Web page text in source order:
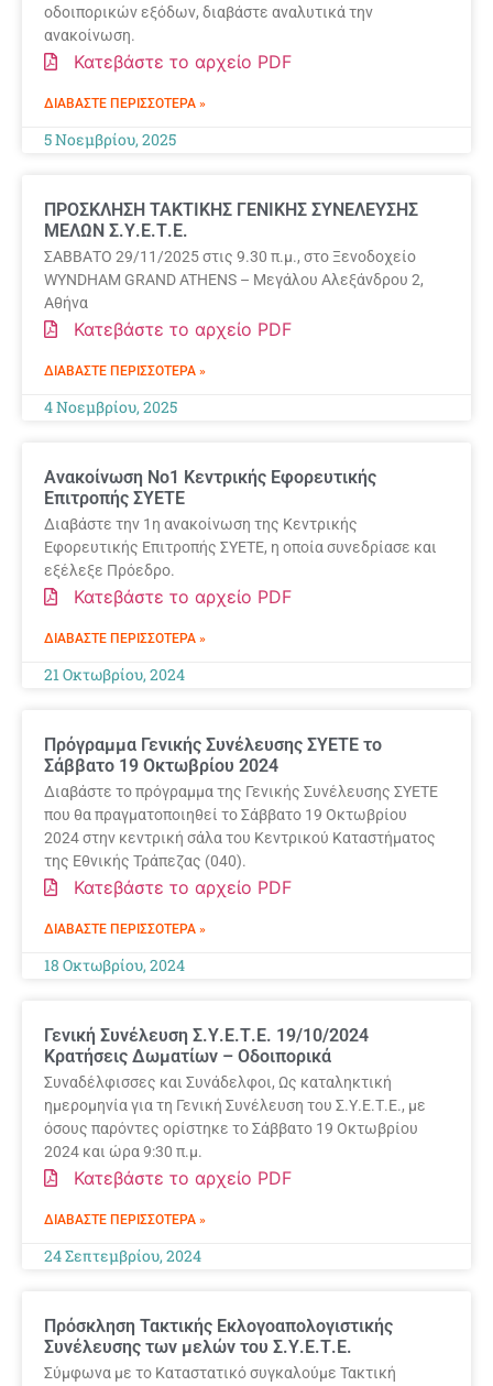
οδοιπορικών εξόδων, διαβάστε αναλυτικά την
ανακοίνωση.
Κατεβάστε το αρχείο PDF
ΔΙΑΒΆΣΤΕ ΠΕΡΙΣΣΌΤΕΡΑ »
5 Νοεμβρίου, 2025
ΠΡΟΣΚΛΗΣΗ ΤΑΚΤΙΚΗΣ ΓΕΝΙΚΗΣ ΣΥΝΕΛΕΥΣΗΣ
ΜΕΛΩΝ Σ.Υ.Ε.Τ.Ε.
ΣΑΒΒΑΤΟ 29/11/2025 στις 9.30 π.μ., στο Ξενοδοχείο
WYNDHAM GRAND ATHENS – Μεγάλου Αλεξάνδρου 2,
Αθήνα
Κατεβάστε το αρχείο PDF
ΔΙΑΒΆΣΤΕ ΠΕΡΙΣΣΌΤΕΡΑ »
4 Νοεμβρίου, 2025
Ανακοίνωση Νο1 Κεντρικής Εφορευτικής
Επιτροπής ΣΥΕΤΕ
Διαβάστε την 1η ανακοίνωση της Κεντρικής
Εφορευτικής Επιτροπής ΣΥΕΤΕ, η οποία συνεδρίασε και
εξέλεξε Πρόεδρο.
Κατεβάστε το αρχείο PDF
ΔΙΑΒΆΣΤΕ ΠΕΡΙΣΣΌΤΕΡΑ »
21 Οκτωβρίου, 2024
Πρόγραμμα Γενικής Συνέλευσης ΣΥΕΤΕ το
Σάββατο 19 Οκτωβρίου 2024
Διαβάστε το πρόγραμμα της Γενικής Συνέλευσης ΣΥΕΤΕ
που θα πραγματοποιηθεί το Σάββατο 19 Οκτωβρίου
2024 στην κεντρική σάλα του Κεντρικού Καταστήματος
της Εθνικής Τράπεζας (040).
Κατεβάστε το αρχείο PDF
ΔΙΑΒΆΣΤΕ ΠΕΡΙΣΣΌΤΕΡΑ »
18 Οκτωβρίου, 2024
Γενική Συνέλευση Σ.Υ.Ε.Τ.Ε. 19/10/2024
Κρατήσεις Δωματίων – Οδοιπορικά
Συναδέλφισσες και Συνάδελφοι, Ως καταληκτική
ημερομηνία για τη Γενική Συνέλευση του Σ.Υ.Ε.Τ.Ε., με
όσους παρόντες ορίστηκε το Σάββατο 19 Οκτωβρίου
2024 και ώρα 9:30 π.μ.
Κατεβάστε το αρχείο PDF
ΔΙΑΒΆΣΤΕ ΠΕΡΙΣΣΌΤΕΡΑ »
24 Σεπτεμβρίου, 2024
Πρόσκληση Τακτικής Εκλογοαπολογιστικής
Συνέλευσης των μελών του Σ.Υ.Ε.Τ.Ε.
Σύμφωνα με το Καταστατικό συγκαλούμε Τακτική